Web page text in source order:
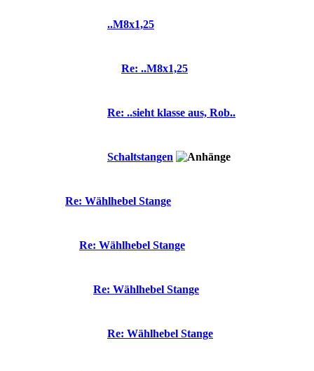
..M8x1,25
Re: ..M8x1,25
Re: ..sieht klasse aus, Rob..
Schaltstangen
Re: Wählhebel Stange
Re: Wählhebel Stange
Re: Wählhebel Stange
Re: Wählhebel Stange